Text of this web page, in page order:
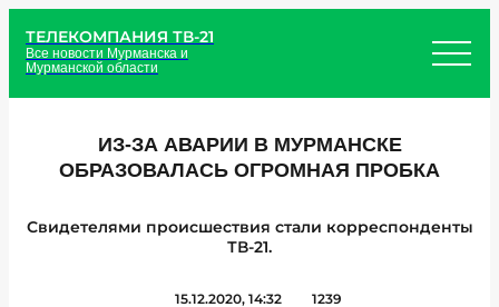
ТЕЛЕКОМПАНИЯ ТВ-21
Все новости Мурманска и
Мурманской области
ИЗ-ЗА АВАРИИ В МУРМАНСКЕ
ОБРАЗОВАЛАСЬ ОГРОМНАЯ ПРОБКА
Свидетелями происшествия стали корреспонденты
ТВ-21.
15.12.2020, 14:32 1239